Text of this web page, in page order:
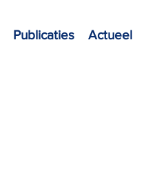
Publicaties Actueel